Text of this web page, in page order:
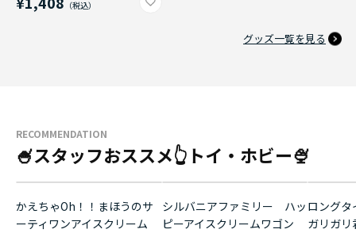
グッズ一覧を見る
RECOMMENDATION
🍧スタッフおススメ👆トイ・ホビー🍨
かえちゃOh！！まほうのサ
ーティワンアイスクリーム
シルバニアファミリー ハッ
ピーアイスクリームワゴン
ロング
ガリガ